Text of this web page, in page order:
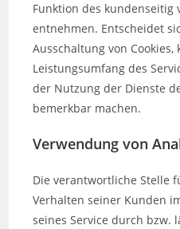
Funktion des kundenseitig
entnehmen. Entscheidet
Ausschaltung von Cookies,
Leistungsumfang des
der Nutzung der Dienste
bemerkbar machen.
Verwendung von
Die verantwortliche Stelle
Verhalten seiner Kunden
seines Service durch bzw.